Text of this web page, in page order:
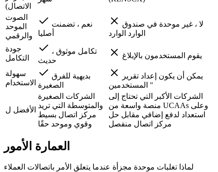
الاتصال)
الصوت
الموحد
والرقمي
نعم ، تضمنت
أصليا
لا ، غير موحدة في صندوق
الوارد الوارد
جودة
التكامل
تكامل موثوق ،
حديث
يقوم المستخدمون بالإبلاغ
سهولة
الاستخدام
بديهية للفرق
الصغيرة
يمكن أن يكون إعداد تقرير
المستخدمين "
الأفضل ل
الشركات الصغيرة
والمتوسطة التي تريد
مركز اتصال بسيط
وقوي وموحد حقًا
الشركات الأكبر التي تحتاج إلى
منصة واسعة من UCAAs وعلى
استعداد لدفع إضافي مقابل حل
مركز اتصال منفصل
العمارة الأمور
لماذا تغلبات موحدة مجزأة عندما يتعلق الأمر باتصالات العملاء